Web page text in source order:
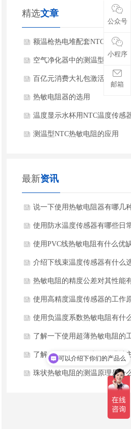
精选文章
额温枪热电堆配套NTC热敏电
作用
空气净化器中的测温型NTC热
阻
百亿元消费大礼包激活家电市
动NTC热敏电阻需求
热敏电阻器的选用
温度显示水杯用NTC温度传感
测温型NTC热敏电阻的应用
最新资讯
说一下使用热敏电阻器有哪几
装形式？
使用防水温度传感器有哪些日
护要点？
使用PVC线热敏电阻有什么优
点？
介绍下线束温度传感器有什么
核心要点？
热敏电阻的精度公差对其性能
影响？
使用高精度温度传感器的工作
是什么？
使用负温度系数热敏电阻有什
品特点？
了解一下使用超薄热敏电阻的
原理？
了解一下使用热敏电阻体温计
优缺点分别是什么？
珠状热敏电阻的测温原理是什
公众号
小程序
邮箱
可以介绍下你们的产品么